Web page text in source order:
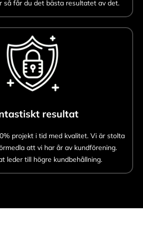
så får du det bästa resultatet av det.
resultat
projekt i tid med kvalitet. Vi är stolta
att vi har år av kundförening.
leder till högre kundbehållning.